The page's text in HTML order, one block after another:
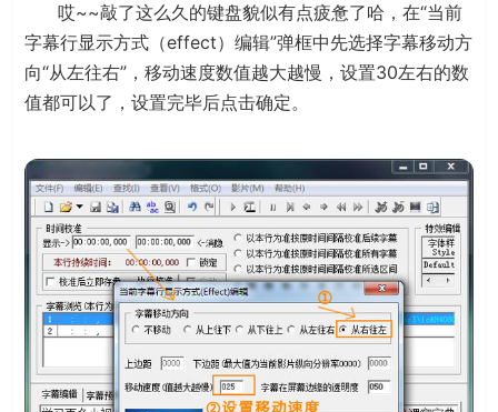
哎~~敲了这么久的键盘貌似有点疲惫了哈，在“当前
字幕行显示方式（effect）编辑”弹框中先选择字幕移动方
向“从左往右”，移动速度数值越大越慢，设置30左右的数
值都可以了，设置完毕后点击确定。